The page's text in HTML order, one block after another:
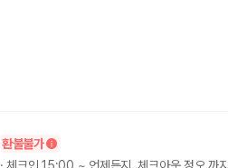
환불불가